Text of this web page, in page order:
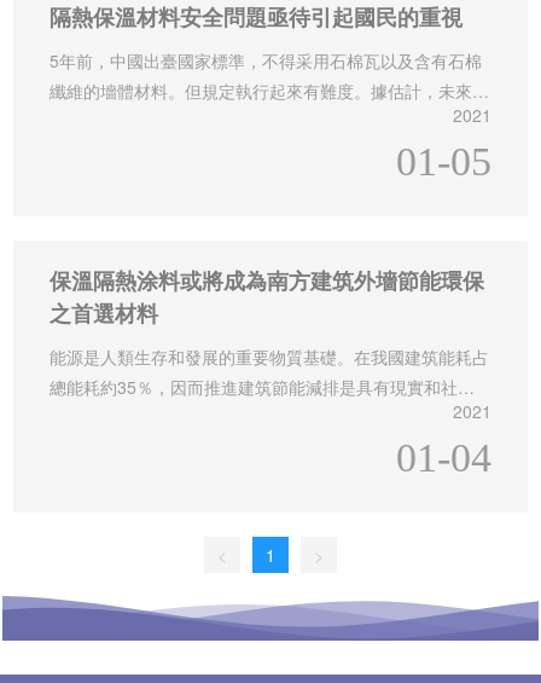
隔熱保溫材料安全問題亟待引起國民的重視
5年前，中國出臺國家標準，不得采用石棉瓦以及含有石棉
纖維的墻體材料。但規定執行起來有難度。據估計，未來2
0年，中國每年死于與溫石棉有關疾病的人數將達1.5萬人。
2021
01-05
保溫隔熱涂料或將成為南方建筑外墻節能環保
之首選材料
能源是人類生存和發展的重要物質基礎。在我國建筑能耗占
總能耗約35％，因而推進建筑節能減排是具有現實和社會
意義的。我國應從建筑節能減排入手，剖析建筑節能減排的
環節控制和措施創新，而保溫涂料作為外墻裝飾的首選，全
國大部分的市場卻處于未開發狀態，市場空間巨大。
2021
01-04
< 1 >